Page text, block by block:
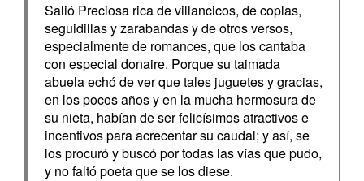
Salió Preciosa rica de villancicos, de coplas,
seguidillas y zarabandas y de otros versos,
especialmente de romances, que los cantaba
con especial donaire. Porque su taimada
abuela echó de ver que tales juguetes y gracias,
en los pocos años y en la mucha hermosura de
su nieta, habían de ser felicísimos atractivos e
incentivos para acrecentar su caudal; y así, se
los procuró y buscó por todas las vías que pudo,
y no faltó poeta que se los diese.